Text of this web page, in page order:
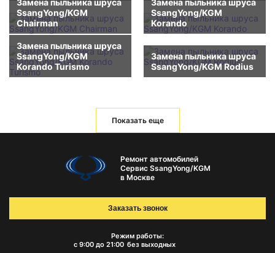
Замена пыльника шруса
SsangYong/KGM
Chairman
Замена пыльника шруса
SsangYong/KGM
Korando
Замена пыльника шруса
SsangYong/KGM
Korando Turismo
Замена пыльника шруса
SsangYong/KGM Rodius
Показать еще
Ремонт автомобилей
Сервис SsangYong/KGM
в Москве
Режим работы:
с 9:00 до 21:00 без выходных
Заказать звонок